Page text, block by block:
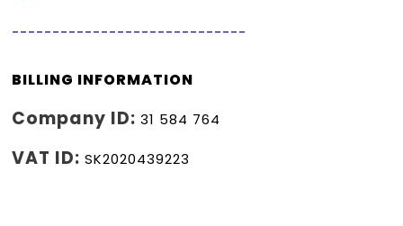
-----------------------------
BILLING INFORMATION
Company ID: 31 584 764
VAT ID: SK2020439223